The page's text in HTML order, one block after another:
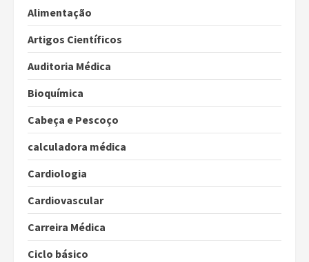
Alimentação
Artigos Científicos
Auditoria Médica
Bioquímica
Cabeça e Pescoço
calculadora médica
Cardiologia
Cardiovascular
Carreira Médica
Ciclo básico